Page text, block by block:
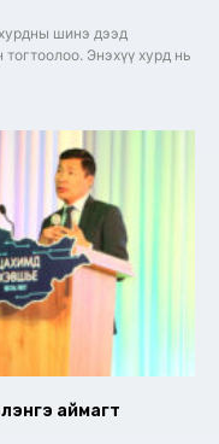
шинэ дээд
Энэхүү хурд нь
аймагт